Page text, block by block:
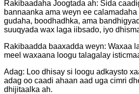
Rakibaadaha Joogtada ah: Sida
bannaanka ama weyn ee
gudaha, boodhadhka, ama
suuqyada wax laga iibsado, iyo
Rakibaadda baaxadda weyn: Waxaa
meel waxaana loogu talagalay
Adag: Loo dhisay si loogu adkaysto
adag oo caadi ahaan aad uga cimri
dhijitaalka ah.